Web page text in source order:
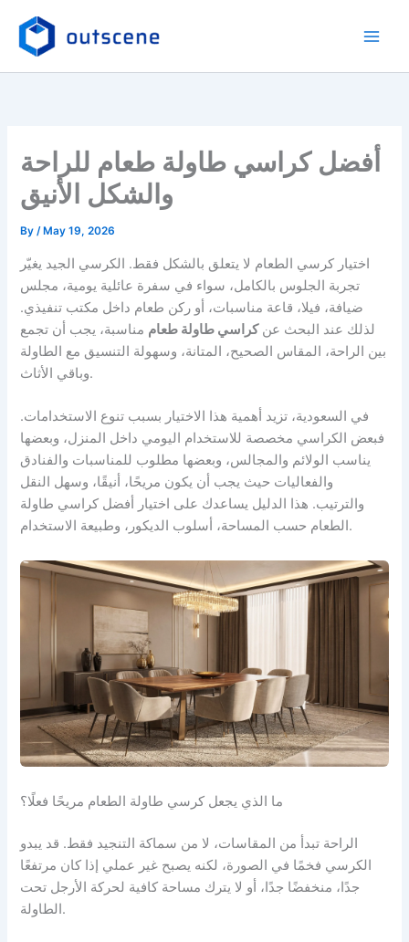
content
أفضل كراسي طاولة طعام للراحة
والشكل الأنيق
By/ May 19, 2026
اختيار كرسي الطعام لا يتعلق بالشكل فقط. الكرسي الجيد يغيّر
تجربة الجلوس بالكامل، سواء في سفرة عائلية يومية، مجلس
ضيافة، فيلا، قاعة مناسبات، أو ركن طعام داخل مكتب تنفيذي.
لذلك عند البحث عنكراسي طاولة طعام مناسبة، يجب أن تجمع
بين الراحة، المقاس الصحيح، المتانة، وسهولة التنسيق مع الطاولة
وباقي الأثاث.
في السعودية، تزيد أهمية هذا الاختيار بسبب تنوع الاستخدامات.
فبعض الكراسي مخصصة للاستخدام اليومي داخل المنزل، وبعضها
يناسب الولائم والمجالس، وبعضها مطلوب للمناسبات والفنادق
والفعاليات حيث يجب أن يكون مريحًا، أنيقًا، وسهل النقل
والترتيب. هذا الدليل يساعدك على اختيار أفضل كراسي طاولة
الطعام حسب المساحة، أسلوب الديكور، وطبيعة الاستخدام.
ما الذي يجعل كرسي طاولة الطعام مريحًا فعلًا؟
الراحة تبدأ من المقاسات، لا من سماكة التنجيد فقط. قد يبدو
الكرسي فخمًا في الصورة، لكنه يصبح غير عملي إذا كان مرتفعًا
جدًا، منخفضًا جدًا، أو لا يترك مساحة كافية لحركة الأرجل تحت
الطاولة.